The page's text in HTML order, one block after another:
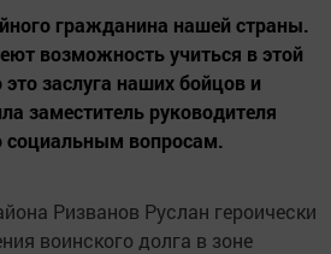
гражданина нашей страны.
возможность учиться в этой
заслуга наших бойцов и
заместитель руководителя
социальным вопросам.
Ризванов Руслан героически
воинского долга в зоне